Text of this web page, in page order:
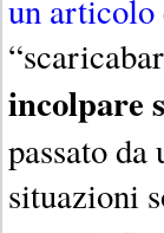
un
incolpare
passato
situazioni